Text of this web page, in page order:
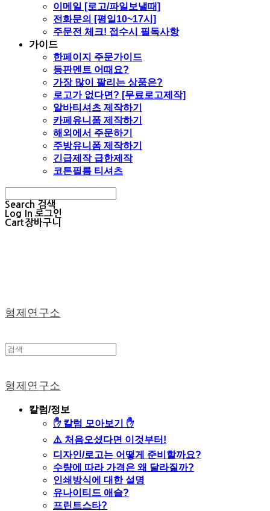
이메일 [로고/파일보낼때]
전화문의 [평일10~17시]
주문전 체크! 접수시 필독사항
가이드
한페이지 주문가이드
등판멘트 어때요?
가장 많이 팔리는 상품은?
로고가 없다면? [무료로고제작]
알바티셔츠 제작하기
카페유니폼 제작하기
해외에서 주문하기
주방유니폼 제작하기
긴급제작 급한제작
코튼필름 티셔츠
Search 검색
Log In 로그인
Cart장바구니
형제연구소
형제연구소
칼럼/정보
✋ 칼럼 모아보기 ✋
⚠️ 처음오셨다면 이것부터!
디자인/로고는 어떻게 준비할까요?
수량에 따라 가격은 왜 달라질까?
인쇄방식에 대한 설명
유나이티드 애슬?
프린트스타?